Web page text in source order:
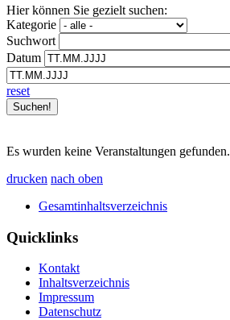
Hier können Sie gezielt suchen:
Kategorie
Suchwort
Datum
reset
Es wurden keine Veranstaltungen gefunden.
drucken nach oben
Gesamtinhaltsverzeichnis
Quicklinks
Kontakt
Inhaltsverzeichnis
Impressum
Datenschutz